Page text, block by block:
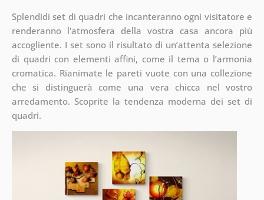
Splendidi set di quadri che incanteranno ogni visitatore e
renderanno l'atmosfera della vostra casa ancora più
accogliente. I set sono il risultato di un’attenta selezione
di quadri con elementi affini, come il tema o l’armonia
cromatica. Rianimate le pareti vuote con una collezione
che si distinguerà come una vera chicca nel vostro
arredamento. Scoprite la tendenza moderna dei set di
quadri.